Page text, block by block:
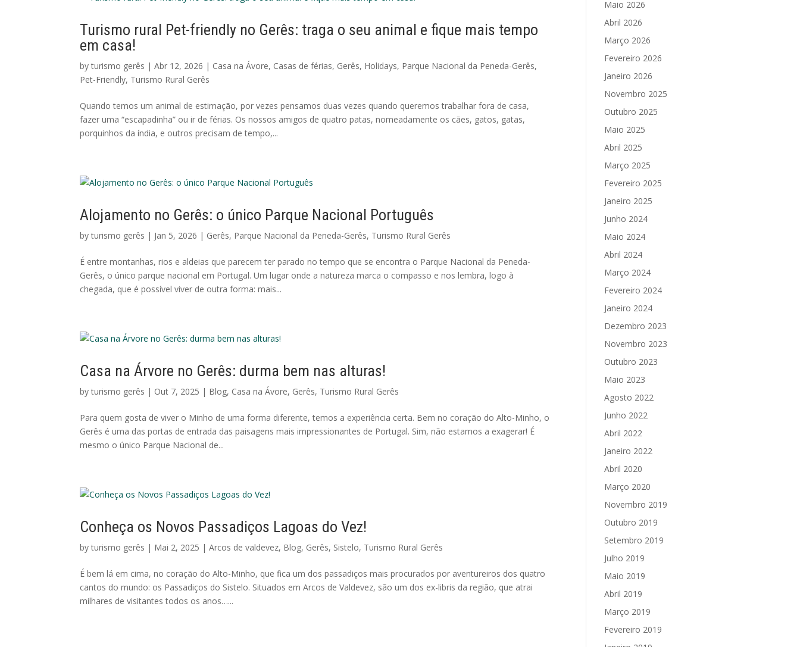
Turismo rural Pet-friendly no Gerês: traga o seu animal e fique mais tempo
em casa!
byturismo gerês |Abr 12, 2026 | Casa na Ávore, Casas de férias, Gerês, Holidays, Parque Nacional da Peneda-Gerês,
Pet-Friendly, Turismo Rural Gerês
Quando temos um animal de estimação, por vezes pensamos duas vezes quando queremos trabalhar fora de casa,
fazer uma “escapadinha” ou ir de férias. Os nossos amigos de quatro patas, nomeadamente os cães, gatos, gatas,
porquinhos da índia, e outros precisam de tempo,...
Alojamento no Gerês: o único Parque Nacional Português
byturismo gerês | Jan 5, 2026 | Gerês, Parque Nacional da Peneda-Gerês, Turismo Rural Gerês
É entre montanhas, rios e aldeias que parecem ter parado no tempo que se encontra o Parque Nacional da Peneda-
Gerês, o único parque nacional em Portugal. Um lugar onde a natureza marca o compasso e nos lembra, logo à
chegada, que é possível viver de outra forma: mais...
Casa na Árvore no Gerês: durma bem nas alturas!
byturismo gerês | Out 7, 2025 | Blog, Casa na Ávore, Gerês, Turismo Rural Gerês
Para quem gosta de viver o Minho de uma forma diferente, temos a experiência certa. Bem no coração do Alto-Minho, o
Gerês é uma das portas de entrada das paisagens mais impressionantes de Portugal. Sim, não estamos a exagerar! É
mesmo o único Parque Nacional de...
Conheça os Novos Passadiços Lagoas do Vez!
byturismo gerês | Mai 2, 2025 |Arcos de valdevez, Blog, Gerês, Sistelo, Turismo Rural Gerês
É bem lá em cima, no coração do Alto-Minho, que fica um dos passadiços mais procurados por aventureiros dos quatro
cantos do mundo: os Passadiços do Sistelo. Situados em Arcos de Valdevez, são um dos ex-libris da região, que atrai
milhares de visitantes todos os anos…...
Maio 2026
Abril 2026
Março 2026
Fevereiro 2026
Janeiro 2026
Novembro 2025
Outubro 2025
Maio 2025
Abril 2025
Março 2025
Fevereiro 2025
Janeiro 2025
Junho 2024
Maio 2024
Abril 2024
Março 2024
Fevereiro 2024
Janeiro 2024
Dezembro 2023
Novembro 2023
Outubro 2023
Maio 2023
Agosto 2022
Junho 2022
Abril 2022
Janeiro 2022
Abril 2020
Março 2020
Novembro 2019
Outubro 2019
Setembro 2019
Julho 2019
Maio 2019
Abril 2019
Março 2019
Fevereiro 2019